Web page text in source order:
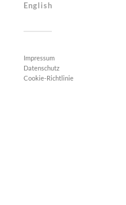
English
Impressum
Datenschutz
Cookie-Richtlinie